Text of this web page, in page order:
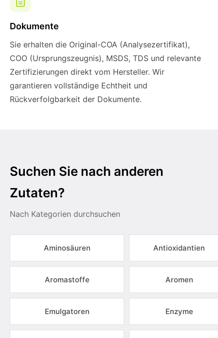
Dokumente
Sie erhalten die Original-COA (Analysezertifikat),
COO (Ursprungszeugnis), MSDS, TDS und relevante
Zertifizierungen direkt vom Hersteller. Wir
garantieren vollständige Echtheit und
Rückverfolgbarkeit der Dokumente.
Suchen Sie nach anderen
Zutaten?
Nach Kategorien durchsuchen
Aminosäuren Antioxidantien
Aromastoffe Aromen
Emulgatoren Enzyme